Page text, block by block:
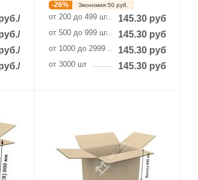
/шт
/шт
/шт
/шт
-26% Экономия 50руб.
от 200 до 499 шт 145.30 руб.
от 500 до 999 шт 145.30 руб.
от 1000 до 2999 шт 145.30 руб.
от 3000 шт 145.30 руб.